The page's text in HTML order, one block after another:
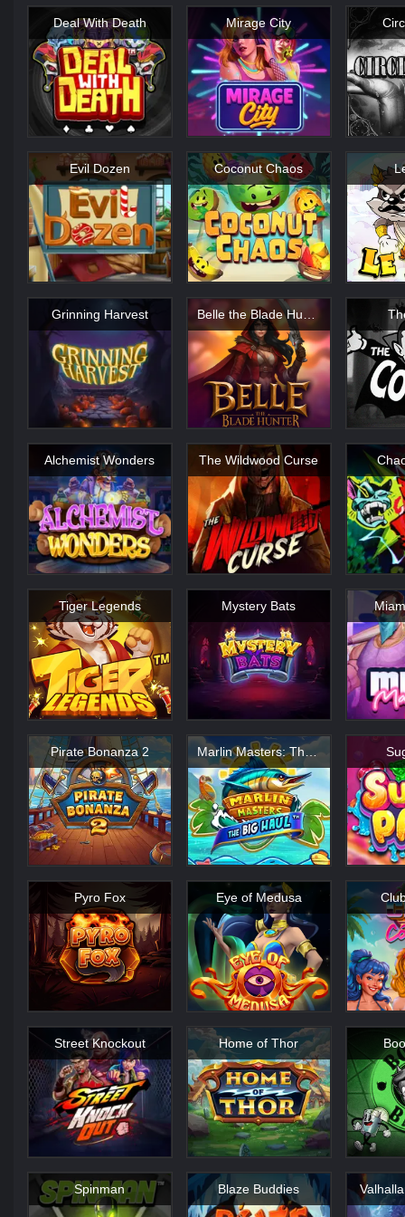
Deal With Death Mirage City
Evil Dozen Coconut Chaos
Grinning Harvest
Alchemist Wonders The Wildwood Curse
Tiger Legends Mystery Bats
Pirate Bonanza 2 Marlin Masters: The Big Haul
Pyro Fox Eye of Medusa
Street Knockout Home of Thor
Spinman Blaze Buddies